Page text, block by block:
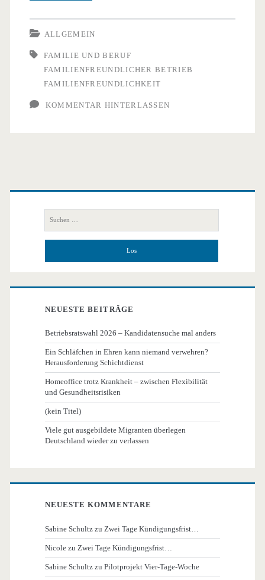
zwischen
Familie
und
ALLGEMEIN
FAMILIE UND BERUF
FAMILIENFREUNDLICHER BETRIEB
FAMILIENFREUNDLICHKEIT
KOMMENTAR HINTERLASSEN
Primäre
Seitenleiste
nach:
NEUESTE BEITRÄGE
Betriebsratswahl 2026 – Kandidatensuche mal anders
Ein Schläfchen in Ehren kann niemand verwehren?
Herausforderung Schichtdienst
Homeoffice trotz Krankheit – zwischen Flexibilität
und Gesundheitsrisiken
(kein Titel)
Viele gut ausgebildete Migranten überlegen
Deutschland wieder zu verlassen
NEUESTE KOMMENTARE
Sabine Schultz zu Zwei Tage Kündigungsfrist…
Nicole zu Zwei Tage Kündigungsfrist…
Sabine Schultz zuPilotprojekt Vier-Tage-Woche